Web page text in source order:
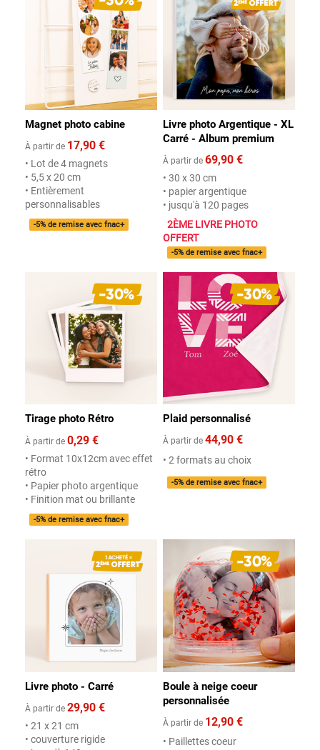
Magnet photo cabine
À partir de 17,90 €
• Lot de 4 magnets
• 5,5 x 20 cm
• Entièrement
personnalisables
-5% de remise avec fnac+
Livre photo Argentique - XL
Carré - Album premium
À partir de 69,90 €
• 30 x 30 cm
• papier argentique
• jusqu'à 120 pages
2ÈME LIVRE PHOTO
OFFERT
-5% de remise avec fnac+
Tirage photo Rétro
À partir de 0,29 €
• Format 10x12cm avec effet
rétro
• Papier photo argentique
• Finition mat ou brillante
-5% de remise avec fnac+
Plaid personnalisé
À partir de 44,90 €
• 2 formats au choix
-5% de remise avec fnac+
Livre photo - Carré
À partir de 29,90 €
• 21 x 21 cm
• couverture rigide
Boule à neige coeur
personnalisée
À partir de 12,90 €
• Paillettes coeur